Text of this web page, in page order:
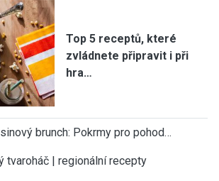
Top 5 receptů, které
zvládnete připravit i při
hra…
brunch: Pokrmy pro pohod…
tvaroháč | regionální recepty